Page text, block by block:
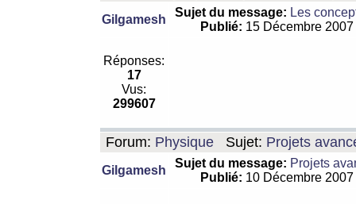
Gilgamesh
Sujet du message: Les
Publié: 15 Décembre
Réponses:
17
Vus:
299607
Forum: Physique Sujet: Projets
Gilgamesh
Sujet du message: Projets
Publié: 10 Décembre